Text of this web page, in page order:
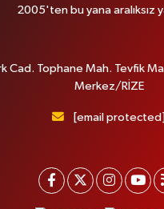
2005'ten bu yana aralıksız
Cad. Tophane Mah. Tevfik
Merkez/RİZE
[email protected]